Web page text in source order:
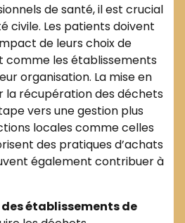
de santé, il est crucial
civile. Les patients doivent
de leurs choix de
comme les établissements
organisation. La mise en
la récupération des déchets
vers une gestion plus
locales comme celles
des pratiques d’achats
également contribuer à
établissements de